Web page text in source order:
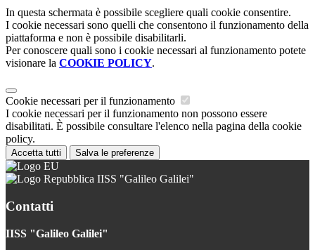
In questa schermata è possibile scegliere quali cookie consentire.
I cookie necessari sono quelli che consentono il funzionamento della
piattaforma e non è possibile disabilitarli.
Per conoscere quali sono i cookie necessari al funzionamento potete
visionare la COOKIE POLICY.
Cookie necessari per il funzionamento
I cookie necessari per il funzionamento non possono essere
disabilitati. È possibile consultare l'elenco nella pagina della cookie
policy.
Accetta tutti Salva le preferenze
IISS "Galileo Galilei"
Contatti
IISS "Galileo Galilei"